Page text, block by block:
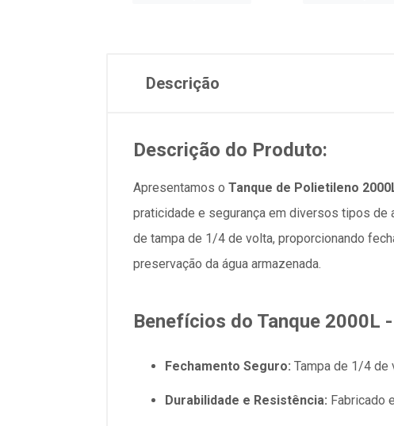
Descrição
Descrição do Produto:
Apresentamos o Tanque de Polietileno
praticidade e segurança em diversos tipos de
de tampa de 1/4 de volta, proporcionando
preservação da água armazenada.
Benefícios do Tanque 2000L
Fechamento Seguro: Tampa de 1/4 de
Durabilidade e Resistência: Fabricado